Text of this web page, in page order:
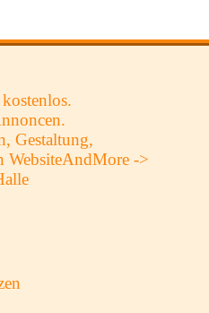
Gestaltung,
WebsiteAndMore ->